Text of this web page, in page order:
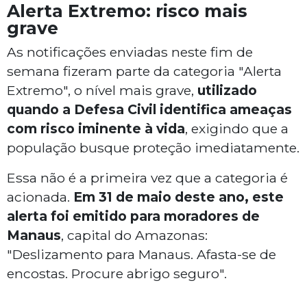
Alerta Extremo: risco mais
grave
As notificações enviadas neste fim de
semana fizeram parte da categoria "Alerta
Extremo", o nível mais grave, utilizado
quando a Defesa Civil identifica ameaças
com risco iminente à vida, exigindo que a
população busque proteção imediatamente.
Essa não é a primeira vez que a categoria é
acionada. Em 31 de maio deste ano, este
alerta foi emitido para moradores de
Manaus, capital do Amazonas:
"Deslizamento para Manaus. Afasta-se de
encostas. Procure abrigo seguro".